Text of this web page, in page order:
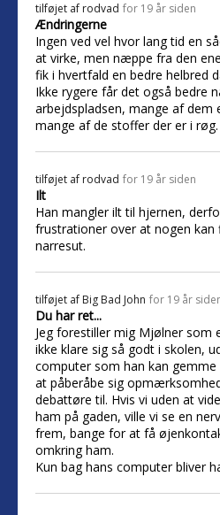
tilføjet af rodvad for 19 år siden
Ændringerne
Ingen ved vel hvor lang tid en
at virke, men næppe fra den
fik i hvertfald en bedre helbred
Ikke rygere får det også bedre
arbejdspladsen, mange af dem
mange af de stoffer der er i røg.
tilføjet af rodvad for 19 år siden
Ilt
Han mangler ilt til hjernen,
frustrationer over at nogen kan
narresut.
tilføjet af Big Bad John for 19 år
Du har ret...
Jeg forestiller mig Mjølner som
ikke klare sig så godt i skolen,
computer som han kan gemme
at påberåbe sig
debattøre til. Hvis vi uden at
ham på gaden, ville vi se en
frem, bange for at få
omkring ham.
Kun bag hans computer bliver